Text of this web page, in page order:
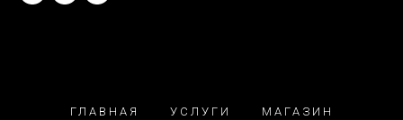
ГЛАВНАЯ УСЛУГИ МАГАЗИН